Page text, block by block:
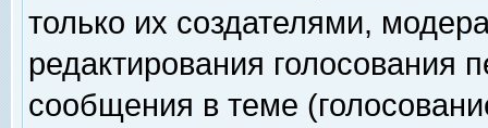
только их создателями,
редактирования голосования
сообщения в теме